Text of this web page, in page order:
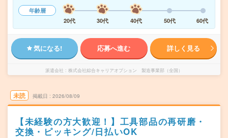
年齢層
20代
30代 40代 50代 60代
気になる! 応募へ進む 詳しく見る
派遣会社 株式会社綜合キャリアオプション 製造事業部（全国）
未読 掲載日 2026/08/09
【未経験の方大歓迎！】工具部品の再研磨・
交換・ピッキング/日払いOK